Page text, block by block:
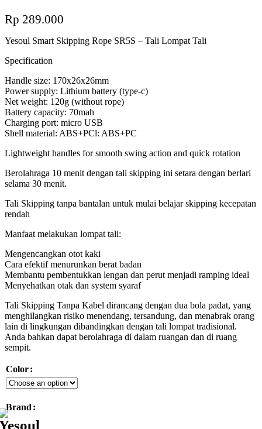
Rp 289.000
Yesoul Smart Skipping Rope SR5S – Tali Lompat Tali
Specification
Handle size: 170x26x26mm
Power supply: Lithium battery (type-c)
Net weight: 120g (without rope)
Battery capacity: 70mah
Charging port: micro USB
Shell material: ABS+PCl: ABS+PC
Lightweight handles for smooth swing action and quick rotation
Berolahraga 10 menit dengan tali skipping ini setara dengan berlari
selama 30 menit.
Tali Skipping tanpa bantalan untuk mulai belajar skipping kecepatan
rendah
Manfaat melakukan lompat tali:
Mengencangkan otot kaki
Cara efektif menurunkan berat badan
Membantu pembentukkan lengan dan perut menjadi ramping ideal
Menyehatkan otak dan system syaraf
Tali Skipping Tanpa Kabel dirancang dengan dua bola padat, yang
menghilangkan risiko menendang, tersandung, dan menabrak orang
lain di lingkungan dibandingkan dengan tali lompat tradisional.
Anda bahkan dapat berolahraga di dalam ruangan dan di ruang
sempit.
Color
Brand